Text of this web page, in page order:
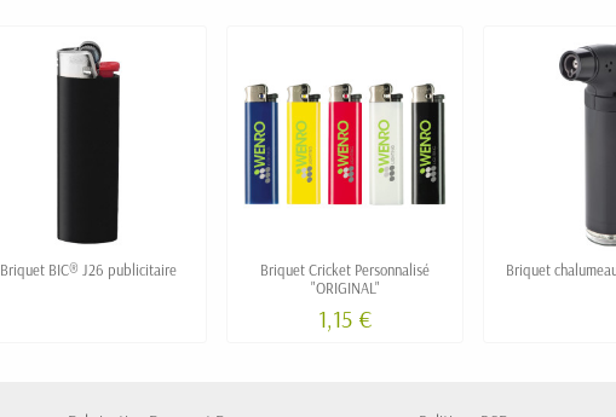
Briquet BIC® J26 publicitaire
Briquet Cricket Personnalisé
"ORIGINAL"
1,15 €
Briquet